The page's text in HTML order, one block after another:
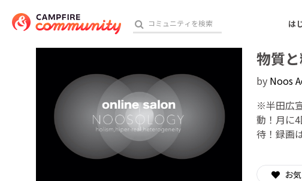
は
おすすめの
アート・写真
ゲ
物質
by Noos
※半田広
動！月に
待！録画
お